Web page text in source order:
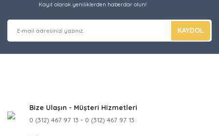
Kayıt olarak yeniliklerden haberdar olun!
KAYDOL
Bize Ulaşın - Müşteri Hizmetleri
0 (312) 467 97 13 - 0 (312) 467 97 13